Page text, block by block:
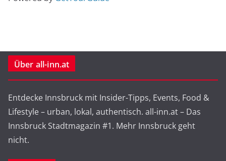
Über all-inn.at
Entdecke Innsbruck mit Insider-Tipps, Events, Food &
Lifestyle – urban, lokal, authentisch. all-inn.at – Das
Innsbruck Stadtmagazin #1. Mehr Innsbruck geht
nicht.